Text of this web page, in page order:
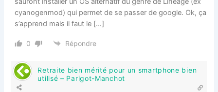
cyanogenmod) qui permet de se passer de google. Ok, ça
s’apprend mais il faut le […]
0 Répondre
Retraite bien mérité pour un smartphone bien
utilisé – Parigot-Manchot